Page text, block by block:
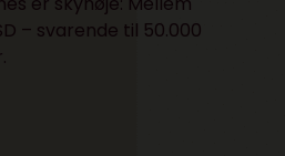
– svarende til 50.000